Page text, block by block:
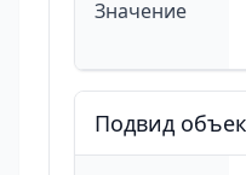
Значение
Подвид